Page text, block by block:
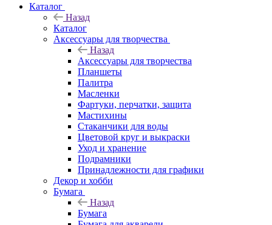
Каталог
Назад
Каталог
Аксессуары для творчества
Назад
Аксессуары для творчества
Планшеты
Палитра
Масленки
Фартуки, перчатки, защита
Мастихины
Стаканчики для воды
Цветовой круг и выкраски
Уход и хранение
Подрамники
Принадлежности для графики
Декор и хобби
Бумага
Назад
Бумага